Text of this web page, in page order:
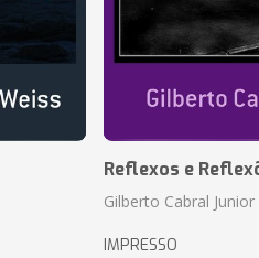
Reflexos e
Gilberto Cabral Junior
IMPRESSO